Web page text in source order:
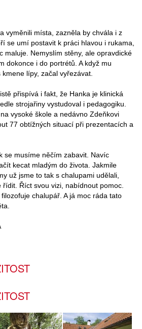
vyměnili místa, zazněla by chvála i z
se umí postavit k práci hlavou i rukama,
maluje. Nemyslím stěny, ale opravdické
dokonce i do portrétů. A když mu
lípy, začal vyřezávat.
přispívá i fakt, že Hanka je klinická
strojařiny vystudoval i pedagogiku.
vysoké škole a nedávno Zdeňkovi
77 obtížných situací při prezentacích a
se musíme něčím zabavit. Navíc
kecat mladým do života. Jakmile
už jsme to tak s chalupami udělali,
Říct svou vizi, nabídnout pomoc.
chalupář. A já moc ráda tato